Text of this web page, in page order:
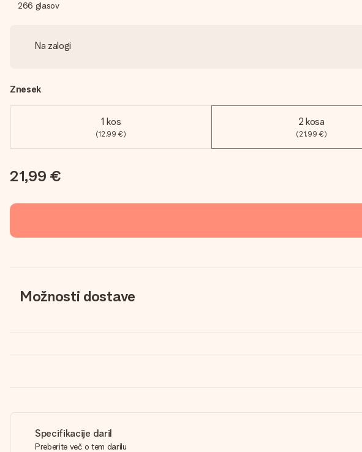
266 glasov
Na zalogi
Znesek
1 kos
(12,99 €)
2 kosa
(21,99 €)
21,99 €
Možnosti dostave
Specifikacije daril
Preberite več o tem darilu